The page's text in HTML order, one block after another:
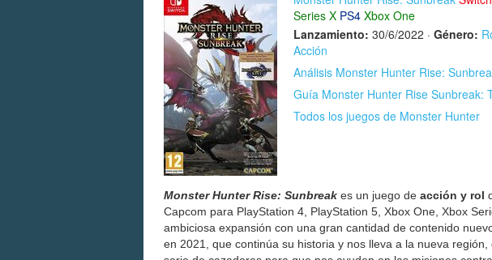
Series X PS4 Xbox One
Lanzamiento: 30/6/2022 · Género:
Acción
Análisis Monster Hunter Rise:
Guía Monster Hunter Rise Sunbreak:
Todos los juegos de Monster Hunter
Monster Hunter Rise: Sunbreak es un juego de acción y rol
Capcom para PlayStation 4, PlayStation 5, Xbox One, Xbox
ambiciosa expansión con una gran cantidad de contenido
en 2021, que continúa su historia y nos lleva a la nueva